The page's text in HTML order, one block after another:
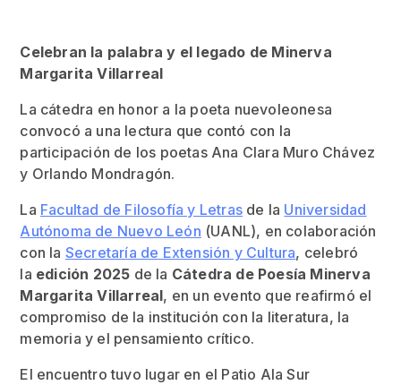
Celebran la palabra y el legado de Minerva
Margarita Villarreal
La cátedra en honor a la poeta nuevoleonesa
convocó a una lectura que contó con la
participación de los poetas Ana Clara Muro Chávez
y Orlando Mondragón.
La Facultad de Filosofía y Letras de la Universidad
Autónoma de Nuevo León (UANL), en colaboración
con la Secretaría de Extensión y Cultura, celebró
la edición 2025 de la Cátedra de Poesía Minerva
Margarita Villarreal, en un evento que reafirmó el
compromiso de la institución con la literatura, la
memoria y el pensamiento crítico.
El encuentro tuvo lugar en el Patio Ala Sur